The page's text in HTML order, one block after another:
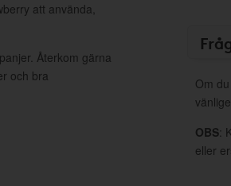
att använda,
Återkom gärna
och bra
Om
OBS:
eller